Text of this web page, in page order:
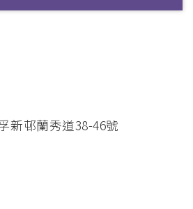
新邨蘭秀道38-46號